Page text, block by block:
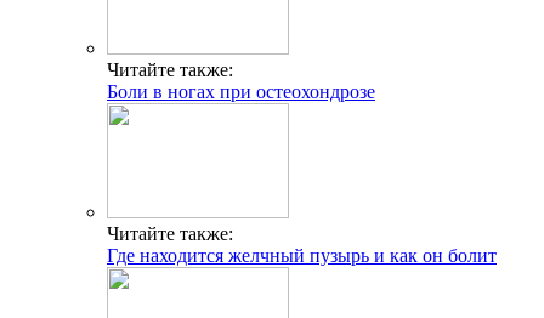
Читайте также:
Боли в ногах при остеохондрозе
Читайте также:
Где находится желчный пузырь и как он болит